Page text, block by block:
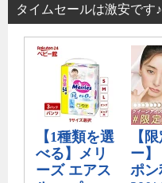
タイムセールは激安です♪